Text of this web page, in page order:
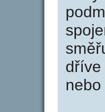
dříve